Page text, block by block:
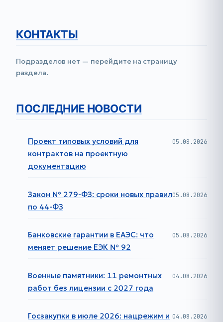
КОНТАКТЫ
Подразделов нет — перейдите на страницу
раздела.
ПОСЛЕДНИЕ НОВОСТИ
Проект типовых условий для
контрактов на проектную
документацию
05.08.2026
Закон № 279-ФЗ: сроки новых правил
по 44-ФЗ
05.08.2026
Банковские гарантии в ЕАЭС: что
меняет решение ЕЭК № 92
05.08.2026
Военные памятники: 11 ремонтных
работ без лицензии с 2027 года
04.08.2026
Госзакупки в июле 2026: нацрежим и 04.08.2026